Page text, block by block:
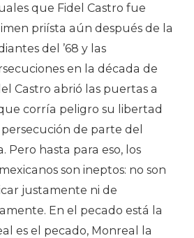
que Fidel Castro fue
priísta aún después de la
del ’68 y las
en la década de
Castro abrió las puertas a
corría peligro su libertad
de parte del
Pero hasta para eso, los
son ineptos: no son
justamente ni de
En el pecado está la
es el pecado, Monreal la